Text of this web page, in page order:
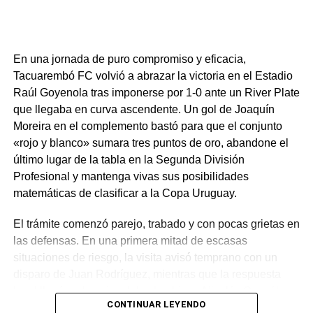
En una jornada de puro compromiso y eficacia,
Tacuarembó FC volvió a abrazar la victoria en el Estadio
Raúl Goyenola tras imponerse por 1-0 ante un River Plate
que llegaba en curva ascendente. Un gol de Joaquín
Moreira en el complemento bastó para que el conjunto
«rojo y blanco» sumara tres puntos de oro, abandone el
último lugar de la tabla en la Segunda División
Profesional y mantenga vivas sus posibilidades
matemáticas de clasificar a la Copa Uruguay.
El trámite comenzó parejo, trabado y con pocas grietas en
las defensas. En una primera mitad de escasas
situaciones de riesgo, la visita avisó temprano con un
local llegó en los pies del colombiano Nicolás González,
quien tras un pivoteo del brasileño Lucao elevó su remate
CONTINUAR LEYENDO